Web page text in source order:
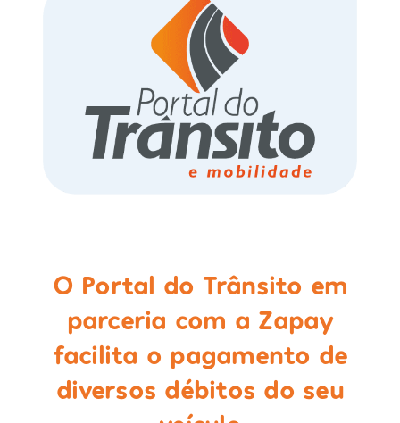
O Portal do Trânsito em
parceria com a Zapay
facilita o pagamento de
diversos débitos do seu